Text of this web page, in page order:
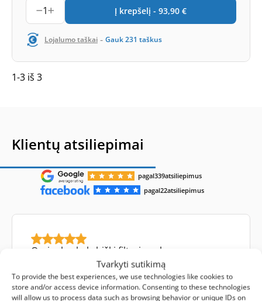
Tvarkyti sutikimą
To provide the best experiences, we use technologies like cookies to
store and/or access device information. Consenting to these technologies
will allow us to process data such as browsing behavior or unique IDs on
1 Į krepšelį - 93,90 €
Lojalumo taškai - Gauk231 taškus
1-3 iš 3
Klientų atsiliepimai
pagal339atsiliepimus
pagal22atsiliepimus
Orginalus kokybiški filtrai, malonus
aptarnavimas ir konsultacija